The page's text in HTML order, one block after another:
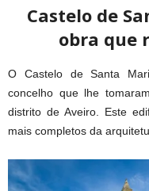
Castelo de
obra que
O Castelo de Santa
concelho que lhe
distrito de Aveiro. Este
mais completos da